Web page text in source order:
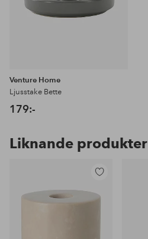
Venture Home
Ljusstake Bette
179:-
Liknande produkter
till
i